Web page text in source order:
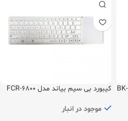
کیبورد بی سیم بیاند مدل FCR-6800
موجود در انبار